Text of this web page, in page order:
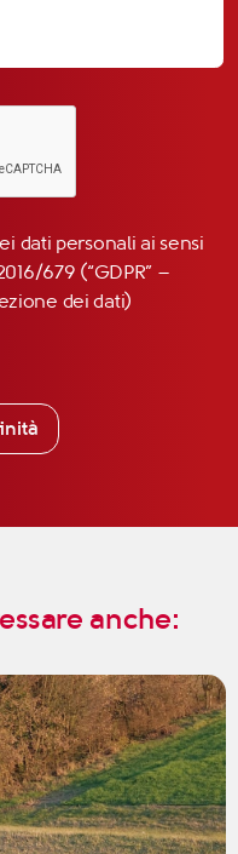
dati personali ai sensi
679 (“GDPR” –
dei dati)
anche: